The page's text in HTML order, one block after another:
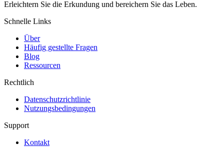
Erleichtern Sie die Erkundung und bereichern Sie das Leben.
Schnelle Links
Über
Häufig gestellte Fragen
Blog
Ressourcen
Rechtlich
Datenschutzrichtlinie
Nutzungsbedingungen
Support
Kontakt